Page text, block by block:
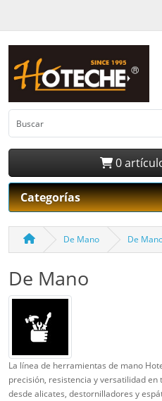
0
Categorías
De Mano De
De Mano
La línea de herramientas de mano
precisión, resistencia y versatilidad
desde alicates, destornilladores y